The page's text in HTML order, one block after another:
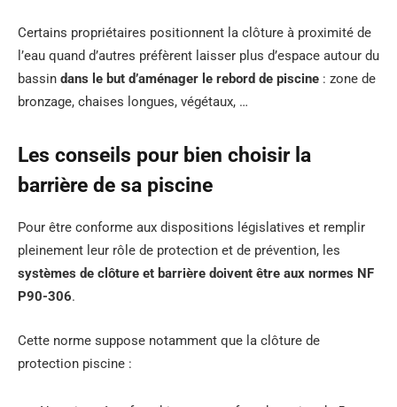
Certains propriétaires positionnent la clôture à proximité de
l’eau quand d’autres préfèrent laisser plus d’espace autour du
bassin dans le but d’aménager le rebord de piscine : zone de
bronzage, chaises longues, végétaux, …
Les conseils pour bien choisir la
barrière de sa piscine
Pour être conforme aux dispositions législatives et remplir
pleinement leur rôle de protection et de prévention, les
systèmes de clôture et barrière doivent être aux normes NF
P90-306.
Cette norme suppose notamment que la clôture de
protection piscine :